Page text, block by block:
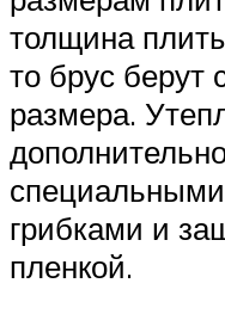
толщина
то брус берут
размера.
грибками и
пленкой.